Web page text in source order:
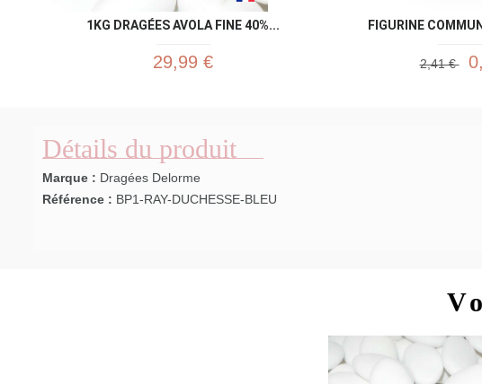
1KG DRAGÉES AVOLA FINE 40%...
29,99 €
FIGURINE
2,41 €
Détails du produit
Marque : Dragées Delorme
Référence : BP1-RAY-DUCHESSE-BLEU